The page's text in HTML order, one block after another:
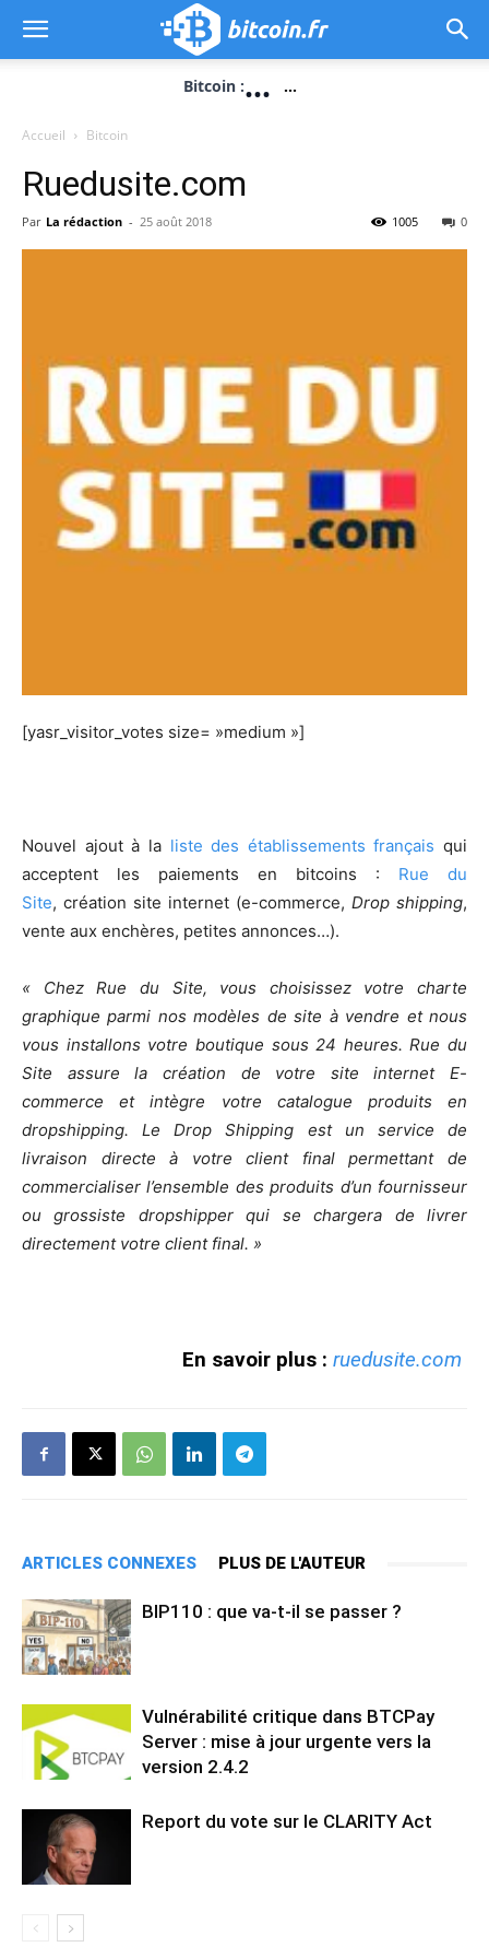
Bitcoin :... ...
Accueil Bitcoin
Ruedusite.com
Par La rédaction - 25 août 2018 0
1005
[yasr_visitor_votes size= »medium »]
Nouvel ajout à la liste des établissements français qui
acceptent les paiements en bitcoins : Rue du
Site, création site internet (e-commerce, Drop shipping,
vente aux enchères, petites annonces…).
« Chez Rue du Site, vous choisissez votre charte
graphique parmi nos modèles de site à vendre et nous
vous installons votre boutique sous 24 heures. Rue du
Site assure la création de votre site internet E-
commerce et intègre votre catalogue produits en
dropshipping. Le Drop Shipping est un service de
livraison directe à votre client final permettant de
commercialiser l’ensemble des produits d’un fournisseur
ou grossiste dropshipper qui se chargera de livrer
directement votre client final. »
En savoir plus : ruedusite.com
ARTICLES CONNEXES PLUS DE L'AUTEUR
BIP110 : que va-t-il se passer ?
Vulnérabilité critique dans BTCPay
Server : mise à jour urgente vers la
version 2.4.2
Report du vote sur le CLARITY Act